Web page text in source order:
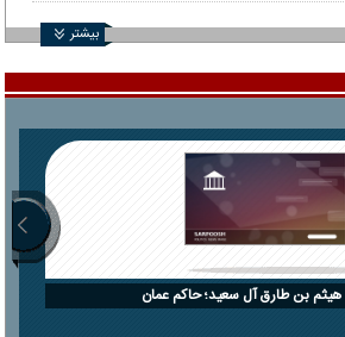
بیشتر
هیثم بن طارق آل سعید؛ حاکم عمان